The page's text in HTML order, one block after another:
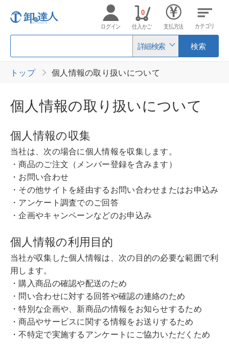
詳細検索 検索
ログイン 仕入かご
0
支払方法 カテゴリ
トップ 個人情報の取り扱いについて
個人情報の取り扱いについて
個人情報の収集
当社は、次の場合に個人情報を収集します。
・商品のご注文（メンバー登録を含みます）
・お問い合わせ
・その他サイトを経由するお問い合わせまたはお申込み
・アンケート調査でのご回答
・企画やキャンペーンなどのお申込み
個人情報の利用目的
当社が収集した個人情報は、次の目的の必要な範囲で利
用します。
・購入商品の確認や配送のため
・問い合わせに対する回答や確認の連絡のため
・特別な企画や、新商品の情報をお知らせするため
・商品やサービスに関する情報をお送りするため
・不特定で実施するアンケートにご協力いただくため